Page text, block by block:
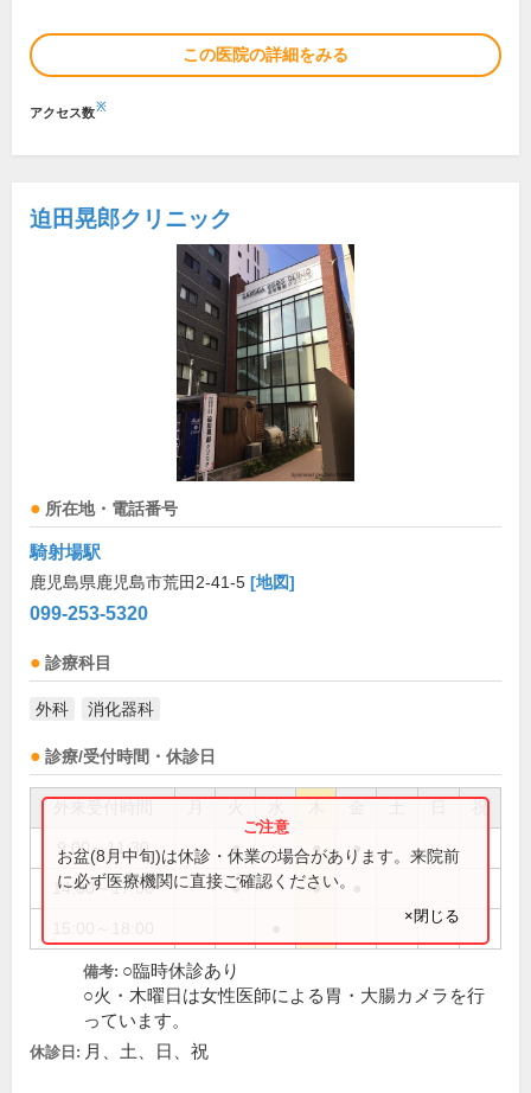
この医院の詳細をみる
アクセス数※
迫田晃郎クリニック
所在地・電話番号
騎射場駅
鹿児島県鹿児島市荒田2-41-5 [地図]
099-253-5320
診療科目
外科 消化器科
診療/受付時間・休診日
祝
9:00～11:30 ● ● ●
14:00～17:00 ● ●
お盆(8月中旬)は休診・休業の場合があります。来院前
に必ず医療機関に直接ご確認ください。
×閉じる
備考: ○臨時休診あり
○火・木曜日は女性医師による胃・大腸カメラを行
っています。
休診日: 月、土、日、祝